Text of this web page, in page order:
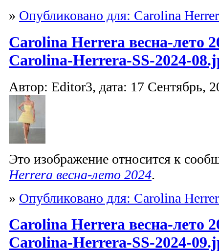
» Опубликовано для: Carolina
Carolina Herrera весна-лето
Carolina-Herrera-SS-2024-
Автор: Editor3, дата: 17 Сентябрь,
Это изображение относится к
Herrera весна-лето 2024.
» Опубликовано для: Carolina
Carolina Herrera весна-лето
Carolina-Herrera-SS-2024-